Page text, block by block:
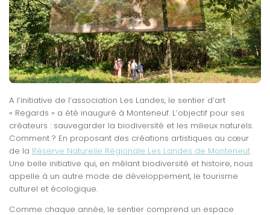
A l’initiative de l’association Les Landes, le sentier d’art
« Regards » a été inauguré à Monteneuf. L’objectif pour ses
créateurs : sauvegarder la biodiversité et les milieux naturels.
Comment ? En proposant des créations artistiques au cœur
de la Réserve Naturelle Régionale Les Landes de Monteneuf.
Une belle initiative qui, en mêlant biodiversité et histoire, nous
appelle à un autre mode de développement, le tourisme
culturel et écologique.
Comme chaque année, le sentier comprend un espace